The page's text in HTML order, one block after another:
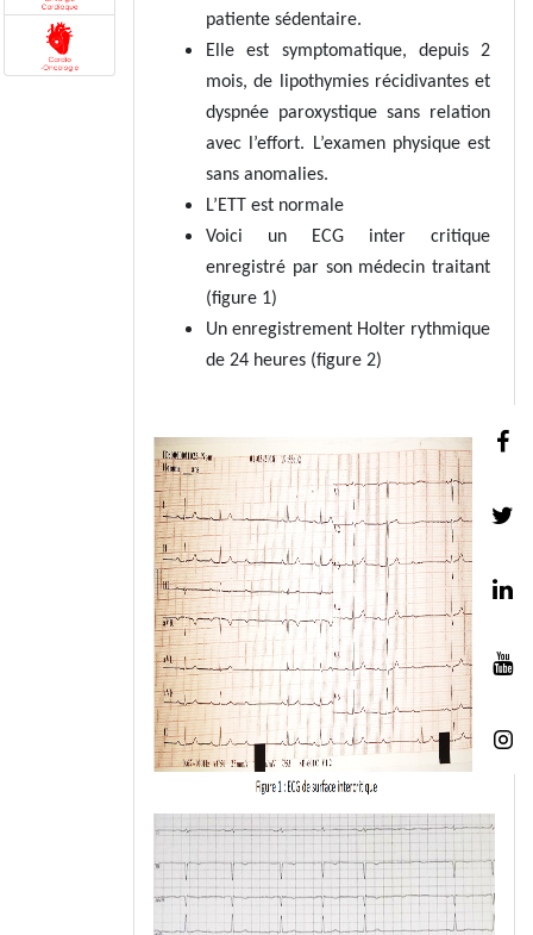
patiente sédentaire.
Elle est symptomatique, depuis 2
mois, de lipothymies récidivantes et
dyspnée paroxystique sans relation
avec l’effort. L’examen physique est
sans anomalies.
L’ETT est normale
Voici un ECG inter critique
enregistré par son médecin traitant
(figure 1)
Un enregistrement Holter rythmique
de 24 heures (figure 2)